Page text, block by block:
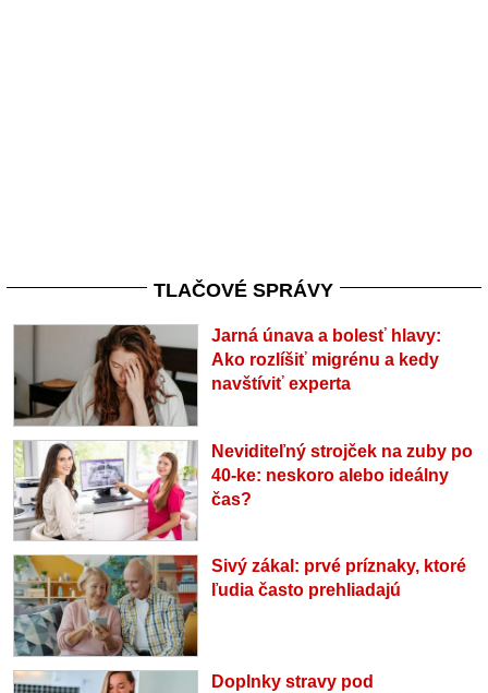
TLAČOVÉ SPRÁVY
Jarná únava a bolesť hlavy:
Ako rozlíšiť migrénu a kedy
navštíviť experta
Neviditeľný strojček na zuby po
40-ke: neskoro alebo ideálny
čas?
Sivý zákal: prvé príznaky, ktoré
ľudia často prehliadajú
Doplnky stravy pod